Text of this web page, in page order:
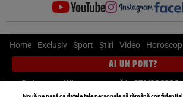
Home Exclusiv Sport Știri Video Horoscop
AI UN PONT?
Scrie-ne pe Whatsapp, sună la